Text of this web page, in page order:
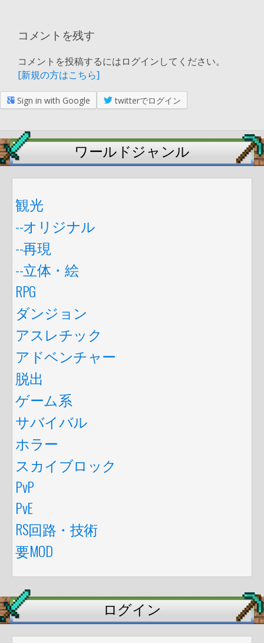
コメントを残す
コメントを投稿するにはログインしてください。
[新規の方はこちら]
Sign in with Google twitterでログイン
ワールドジャンル
観光
--オリジナル
--再現
--立体・絵
RPG
ダンジョン
アスレチック
アドベンチャー
脱出
ゲーム系
サバイバル
ホラー
スカイブロック
PvP
PvE
RS回路・技術
要MOD
ログイン